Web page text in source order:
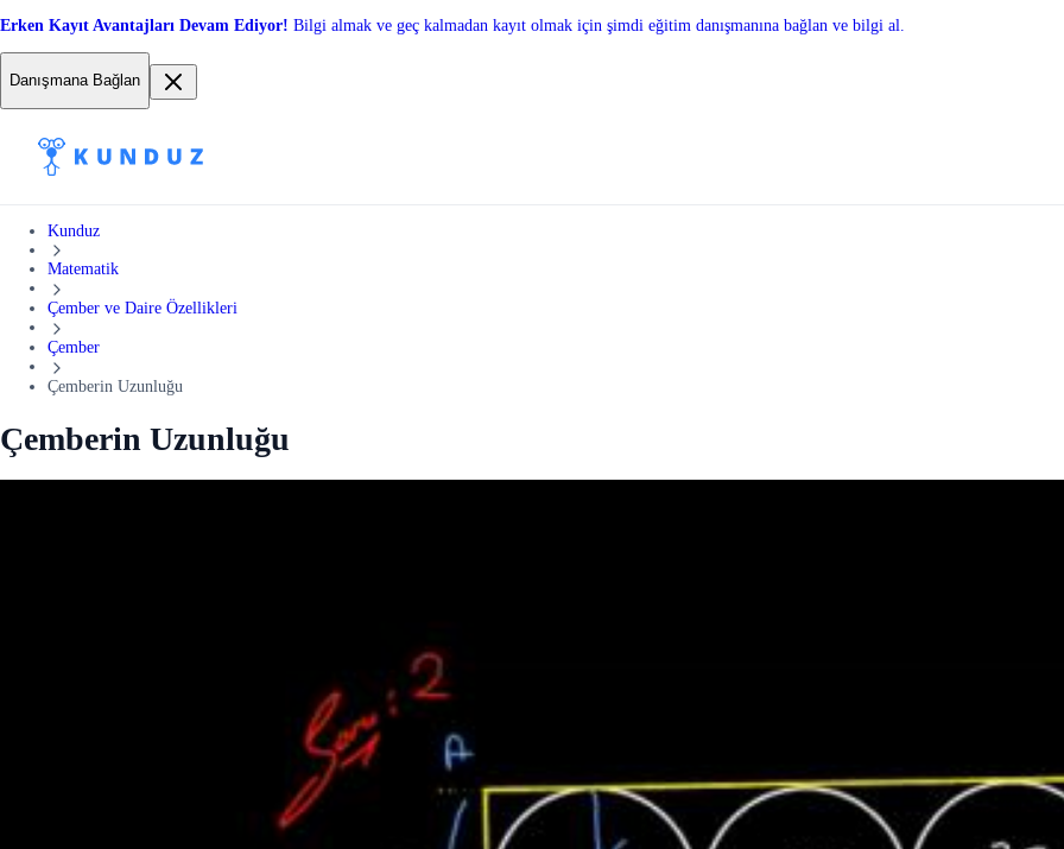
Erken Kayıt Avantajları Devam Ediyor! Bilgi almak ve geç kalmadan kayıt olmak için şimdi eğitim danışmanına bağlan ve bilgi al.
Danışmana Bağlan
Kunduz
Matematik
Çember ve Daire Özellikleri
Çember
Çemberin Uzunluğu
Çemberin Uzunluğu